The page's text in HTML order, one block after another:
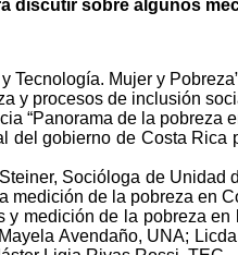
discutir sobre algunos
Tecnología. Mujer y
y procesos de inclusión
“Panorama de la pobreza
gobierno de Costa
Socióloga de
medición de la pobreza en
medición de la pobreza
Avendaño, UNA;